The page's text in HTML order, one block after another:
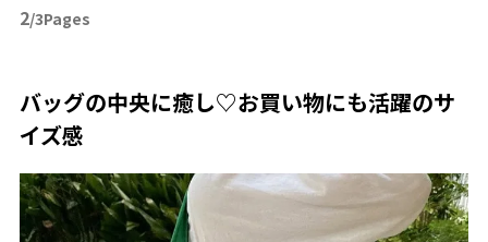
2/3Pages
バッグの中央に癒し♡お買い物にも活躍のサ
イズ感